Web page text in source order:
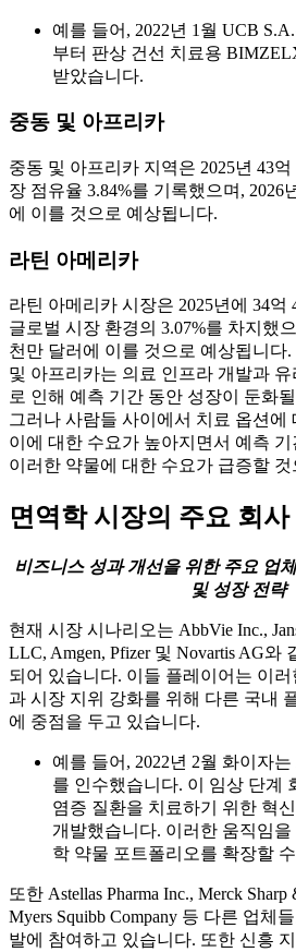
예를 들어, 2022년 1월 UCB
부터 판상 건선 치료용
받았습니다.
중동 및 아프리카
중동 및 아프리카 지역은 2025년 43억
장 점유율 3.84%를 ​​기록했으며, 2026
에 이를 것으로 예상됩니다.
라틴 아메리카
라틴 아메리카 시장은 2025년에 34억
글로벌 시장 환경의 3.07%를 차지했
천만 달러에 이를 것으로 예상됩니다
및 아프리카는 의료 인프라 개발과
로 인해 예측 기간 동안 성장이 둔화
그러나 사람들 사이에서 치료 옵션에
이에 대한 수요가 높아지면서 예측
이러한 약물에 대한 수요가 급증할
면역학 시장의 주요 회사
비즈니스 성과 개선을 위한 주요 업
및 성장 전략
현재 시장 시나리오는 AbbVie Inc.,
LLC, Amgen, Pfizer 및 Novartis AG와
되어 있습니다. 이들 플레이어는 이
과 시장 지위 강화를 위해 다른 국내
에 중점을 두고 있습니다.
예를 들어, 2022년 2월 화이자는
를 인수했습니다. 이 임상 단계
염증 질환을 치료하기 위한 혁
개발했습니다. 이러한 움직임
학 약물 포트폴리오를 확장할
또한 Astellas Pharma Inc., Merck
Myers Squibb Company 등 다른 업체
발에 참여하고 있습니다. 또한 신흥